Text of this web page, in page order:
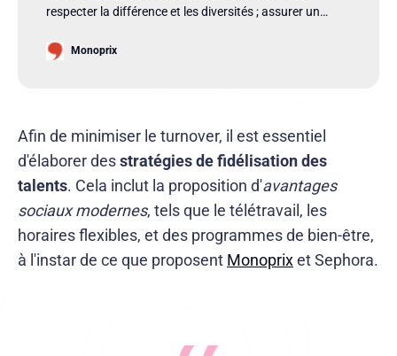
respecter la différence et les diversités ; assurer un
avec ses managers ; donner du sens à la performance…
chacune […]
Monoprix
Afin de minimiser le turnover, il est essentiel
d'élaborer desstratégies de fidélisation des
talents. Cela inclut la proposition d'avantages
sociaux modernes, tels que le télétravail, les
horaires flexibles, et des programmes de bien-être,
à l'instar de ce que proposent Monoprixet Sephora.